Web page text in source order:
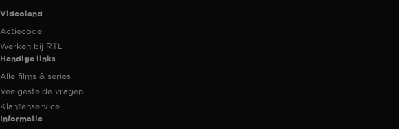
Videoland
Actiecode
Werken bij RTL
Handige links
Alle films & series
Veelgestelde vragen
Klantenservice
Informatie